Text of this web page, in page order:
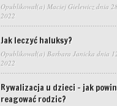
Opublikował(a) Maciej Gielewiczdnia
2022
Jak leczyć haluksy?
Opublikował(a) Barbara Janicka dnia
2022
Rywalizacja u dzieci – jak
reagować rodzic?